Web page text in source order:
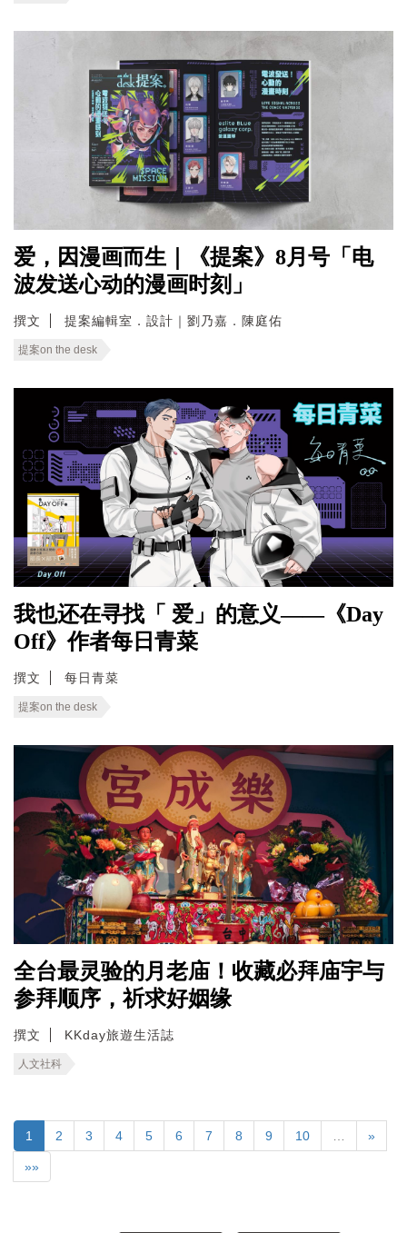
爱，因漫画而生｜《提案》8月号「电
波发送心动的漫画时刻」
撰文 提案編輯室．設計｜劉乃嘉．陳庭佑
提案on the desk
我也还在寻找「 爱」的意义——《Day
Off》作者每日青菜
撰文 每日青菜
提案on the desk
全台最灵验的月老庙！收藏必拜庙宇与
参拜顺序，祈求好姻缘
撰文 KKday旅遊生活誌
人文社科
1 2 3 4 5 6 7 8 9 10 »
»»